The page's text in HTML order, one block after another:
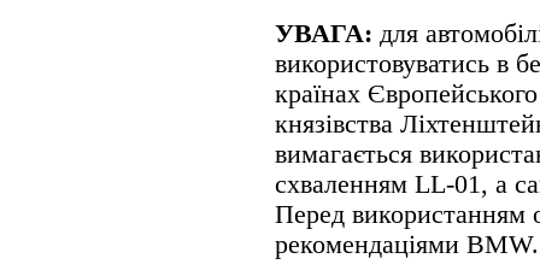
УВАГА: для
використовуватись в
країнах
князівства
вимагається
схваленням LL-01, а
Перед використанням
рекомендаціями BMW.